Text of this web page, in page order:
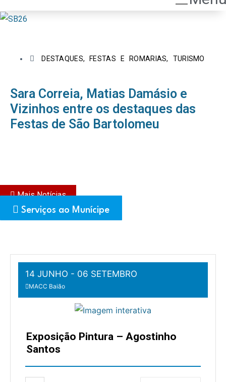
DESTAQUES,FESTAS E ROMARIAS, TURISMO
Sara Correia, Matias Damásio e
Vizinhos entre os destaques das
Festas de São Bartolomeu
Mais Notícias
Serviços ao Munícipe
14 JUNHO - 06 SETEMBRO
MACC Baião
Exposição Pintura – Agostinho
Santos